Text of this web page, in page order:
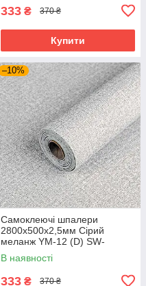
333 ₴ 370 ₴
Купити
–10%
Самоклеючі шпалери
2800х500х2,5мм Сірий
меланж YM-12 (D) SW-
00002020
В наявності
333 ₴ 370 ₴